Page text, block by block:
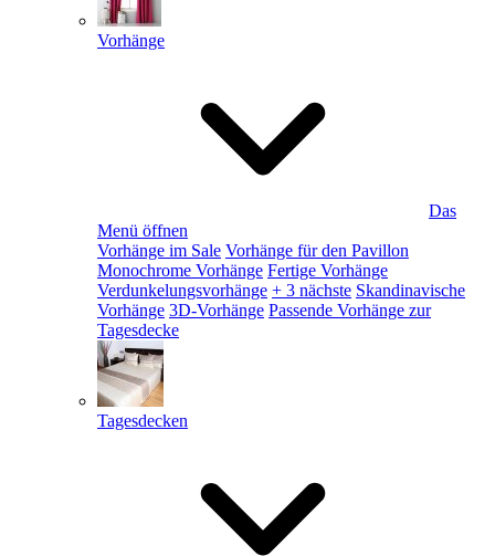
Vorhänge
Das
Menü öffnen
Vorhänge im Sale Vorhänge für den Pavillon
Monochrome Vorhänge Fertige Vorhänge
Verdunkelungsvorhänge + 3 nächste Skandinavische
Vorhänge 3D-Vorhänge Passende Vorhänge zur
Tagesdecke
Tagesdecken